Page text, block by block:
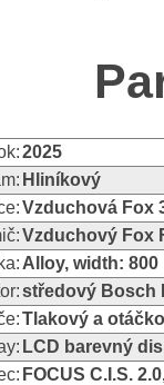
2025
Hliníkový
Vzduchová Fox
Vzduchový Fox
Alloy, width: 800
středový Bosch
Tlakový a
LCD barevný
FOCUS C.I.S.